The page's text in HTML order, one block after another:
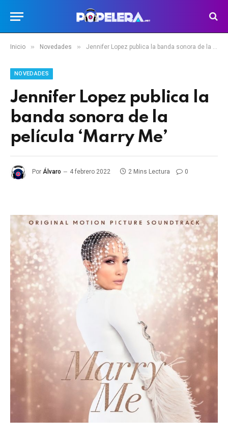
Inicio » Novedades » Jennifer Lopez publica la banda sonora de la película ‘Marry Me’
NOVEDADES
Jennifer Lopez publica la
banda sonora de la
película ‘Marry Me’
Por Álvaro 4 febrero 2022 2 Mins Lectura 0